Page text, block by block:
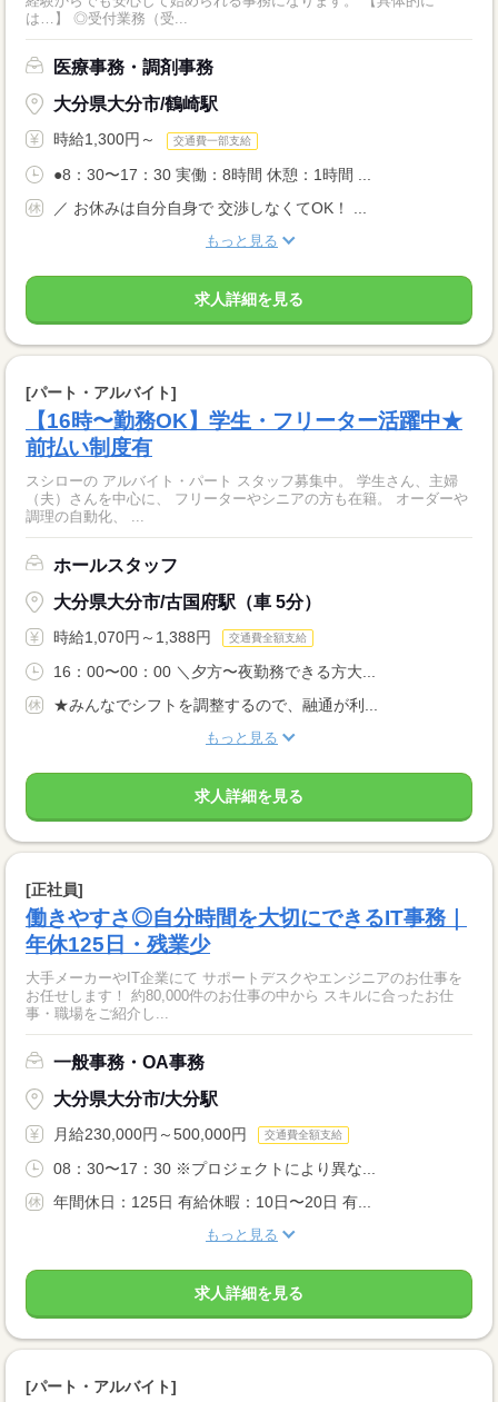
は…】 ◎受付業務（受...
医療事務・調剤事務
大分県大分市/鶴崎駅
時給1,300円～ 交通費一部支給
●8：30〜17：30 実働：8時間 休憩：1時間 ...
／ お休みは自分自身で 交渉しなくてOK！ ...
もっと見る
求人詳細を見る
[パート・アルバイト]
【16時〜勤務OK】学生・フリーター活躍中★
前払い制度有
スシローの アルバイト・パート スタッフ募集中。 学生さん、主婦
（夫）さんを中心に、 フリーターやシニアの方も在籍。 オーダーや
調理の自動化、 ...
ホールスタッフ
大分県大分市/古国府駅（車 5分）
時給1,070円～1,388円 交通費全額支給
16：00〜00：00 ＼夕方〜夜勤務できる方大...
★みんなでシフトを調整するので、融通が利...
もっと見る
求人詳細を見る
[正社員]
働きやすさ◎自分時間を大切にできるIT事務｜
年休125日・残業少
大手メーカーやIT企業にて サポートデスクやエンジニアのお仕事を
お任せします！ 約80,000件のお仕事の中から スキルに合ったお仕
事・職場をご紹介し...
一般事務・OA事務
大分県大分市/大分駅
月給230,000円～500,000円 交通費全額支給
08：30〜17：30 ※プロジェクトにより異な...
年間休日：125日 有給休暇：10日〜20日 有...
もっと見る
求人詳細を見る
[パート・アルバイト]